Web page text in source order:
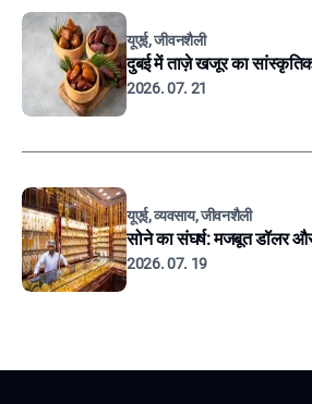
यूएई, जीवनशैली
दुबई में ताज़े खजूर का
2026. 07. 21
यूएई, व्यवसाय, जीवनशैली
सोने का संघर्ष: मजबूत डॉलर
2026. 07. 19